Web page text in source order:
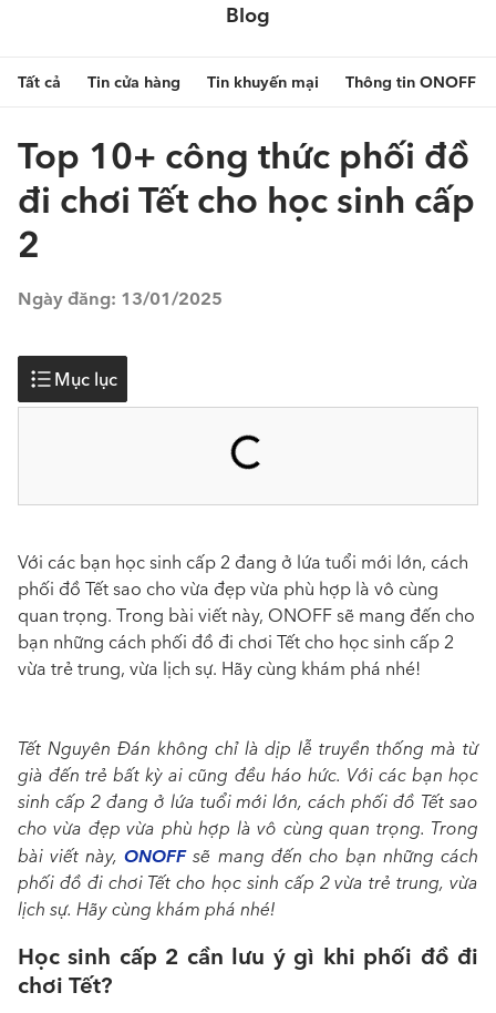
Blog
Tất cả Tin cửa hàng Tin khuyến mại Thông tin ONOFF
Top 10+ công thức phối đồ
đi chơi Tết cho học sinh cấp
2
Ngày đăng: 13/01/2025
Mục lục
Với các bạn học sinh cấp 2 đang ở lứa tuổi mới lớn, cách
phối đồ Tết sao cho vừa đẹp vừa phù hợp là vô cùng
quan trọng. Trong bài viết này, ONOFF sẽ mang đến cho
bạn những cách phối đồ đi chơi Tết cho học sinh cấp 2
vừa trẻ trung, vừa lịch sự. Hãy cùng khám phá nhé!
Tết Nguyên Đán không chỉ là dịp lễ truyền thống mà từ
già đến trẻ bất kỳ ai cũng đều háo hức. Với các bạn học
sinh cấp 2 đang ở lứa tuổi mới lớn, cách phối đồ Tết sao
cho vừa đẹp vừa phù hợp là vô cùng quan trọng. Trong
bài viết này,ONOFFsẽ mang đến cho bạn những cách
phối đồ đi chơi Tết cho học sinh cấp 2 vừa trẻ trung, vừa
lịch sự. Hãy cùng khám phá nhé!
Học sinh cấp 2 cần lưu ý gì khi phối đồ đi
chơi Tết?